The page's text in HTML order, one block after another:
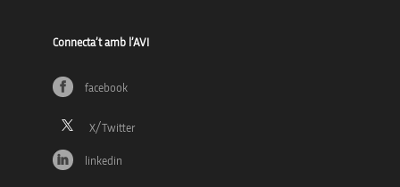
Connecta’t amb l’AVI
facebook
linkedin